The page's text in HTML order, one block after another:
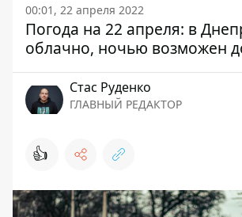
00:01, 22 апреля 2022
Погода на 22 апреля: в
облачно, ночью возможен
Стаc Руденко
ГЛАВНЫЙ РЕДАКТОР
👍